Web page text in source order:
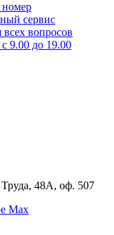
сервис
всех вопросов
9.00 до 19.00
48А, оф. 507
Max